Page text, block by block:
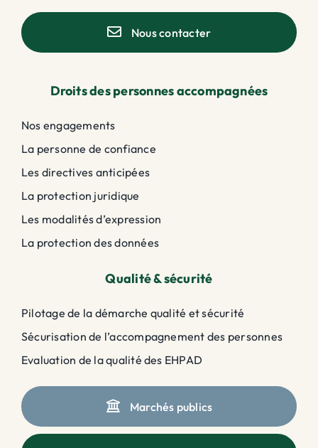
Nous contacter
Droits des personnes accompagnées
Nos engagements
La personne de confiance
Les directives anticipées
La protection juridique
Les modalités d’expression
La protection des données
Qualité & sécurité
Pilotage de la démarche qualité et sécurité
Sécurisation de l’accompagnement des personnes
Evaluation de la qualité des EHPAD
Marchés publics